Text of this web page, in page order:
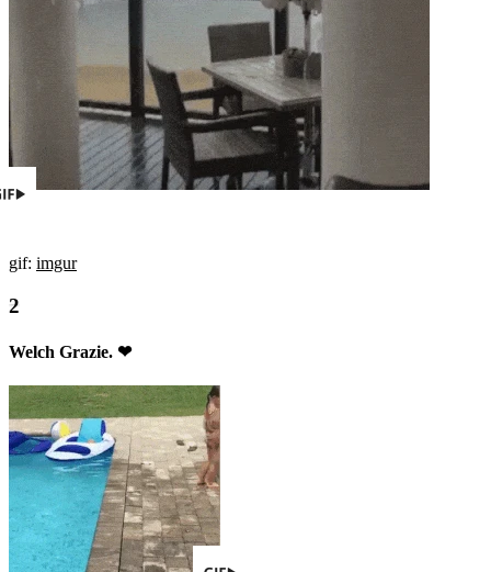
gif: imgur
Welch Grazie. ❤